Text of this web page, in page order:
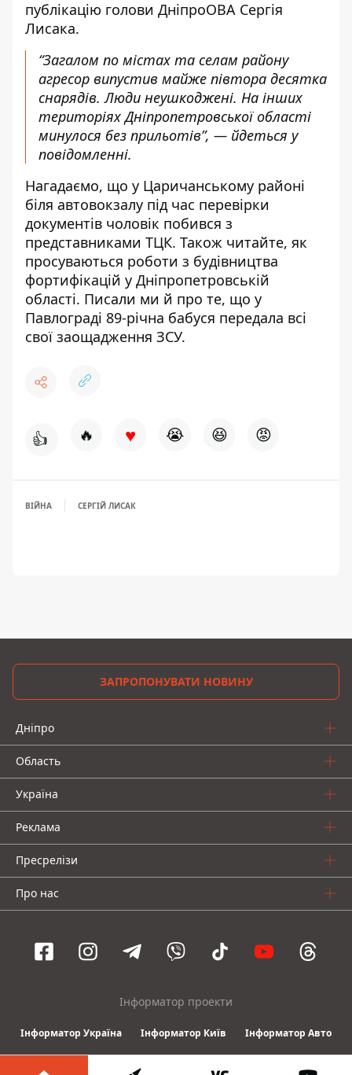
публікацію голови ДніпроОВА Сергія
Лисака.
“Загалом по містах та селам району
агресор випустив майже півтора десятка
снарядів. Люди неушкоджені. На інших
територіях Дніпропетровської області
минулося без прильотів”, — йдеться у
повідомленні.
Нагадаємо, що у Царичанському районі
біля автовокзалу під час перевірки
документів чоловік побився з
представниками ТЦК. Також читайте, як
просуваються роботи з будівництва
фортифікацій у Дніпропетровській
області. Писали ми й про те, що у
Павлограді 89-річна бабуся передала всі
свої заощадження ЗСУ.
👍 🔥 ♥ 😭 😆 😡
ВІЙНА СЕРГІЙ ЛИСАК
ЗАПРОПОНУВАТИ НОВИНУ
Дніпро
Область
Україна
Реклама
Пресрелізи
Про нас
Інформатор проекти
Інформатор Україна Інформатор Київ Інформатор Авто